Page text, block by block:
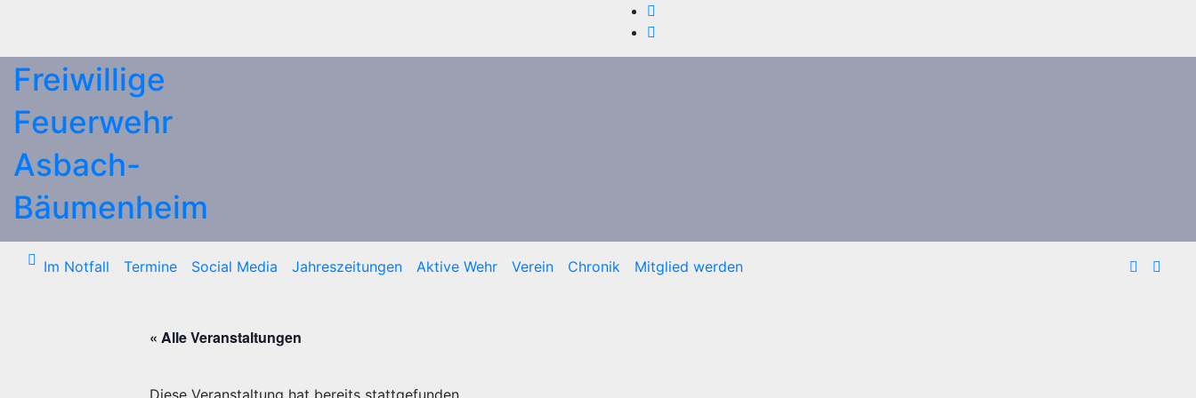
springen
Freiwillige
Feuerwehr
Asbach-
Bäumenheim
Im Notfall Termine Social Media Jahreszeitungen Aktive Wehr Verein Chronik Mitglied werden
« Alle Veranstaltungen
Diese Veranstaltung hat bereits stattgefunden.